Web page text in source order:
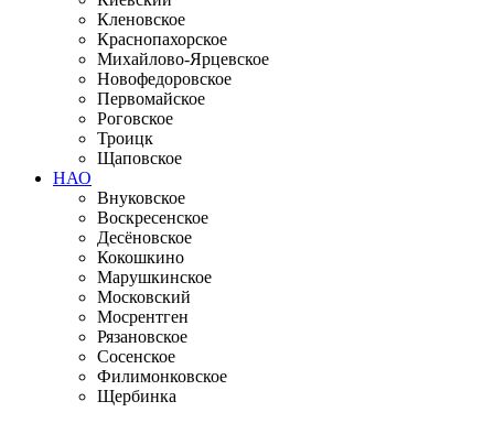
Кленовское
Краснопахорское
Михайлово-Ярцевское
Новофедоровское
Первомайское
Роговское
Троицк
Щаповское
НАО
Внуковское
Воскресенское
Десёновское
Кокошкино
Марушкинское
Московский
Мосрентген
Рязановское
Сосенское
Филимонковское
Щербинка